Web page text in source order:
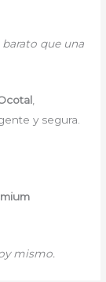
que una
,
y segura.
mismo.